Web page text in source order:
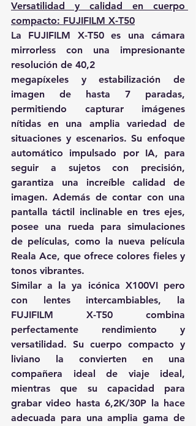
Versatilidad y calidad en cuerpo
compacto: FUJIFILM X-T50
La FUJIFILM X-T50 es una cámara
mirrorless con una impresionante
resolución de 40,2
megapíxeles y estabilización de
imagen de hasta 7 paradas,
permitiendo capturar imágenes
nítidas en una amplia variedad de
situaciones y escenarios. Su enfoque
automático impulsado por IA, para
seguir a sujetos con precisión,
garantiza una increíble calidad de
imagen. Además de contar con una
pantalla táctil inclinable en tres ejes,
posee una rueda para simulaciones
de películas, como la nueva película
Reala Ace, que ofrece colores fieles y
tonos vibrantes.
Similar a la ya icónica X100VI pero
con lentes intercambiables, la
FUJIFILM X-T50 combina
perfectamente rendimiento y
versatilidad. Su cuerpo compacto y
liviano la convierten en una
compañera ideal de viaje ideal,
mientras que su capacidad para
grabar video hasta 6,2K/30P la hace
adecuada para una amplia gama de